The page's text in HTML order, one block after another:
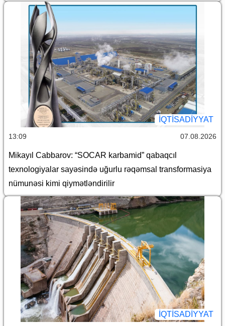
İQTİSADİYYAT
13:09 07.08.2026
Mikayıl Cabbarov: “SOCAR karbamid” qabaqcıl
texnologiyalar sayəsində uğurlu rəqəmsal transformasiya
nümunəsi kimi qiymətləndirilir
İQTİSADİYYAT